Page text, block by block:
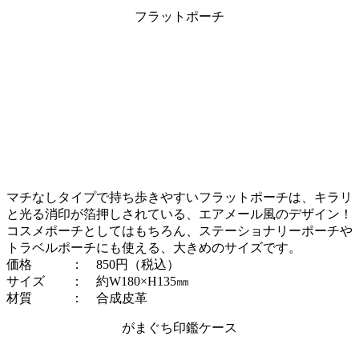
フラットポーチ
マチなしタイプで持ち歩きやすいフラットポーチは、キラリ
と光る消印が箔押しされている、エアメール風のデザイン！
コスメポーチとしてはもちろん、ステーショナリーポーチや
トラベルポーチにも使える、大きめのサイズです。
価格 ： 850円（税込）
サイズ ： 約W180×H135㎜
材質 ： 合成皮革
がまぐち印鑑ケース